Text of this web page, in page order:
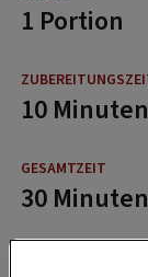
1 Portion
10 Minuten
30 Minuten